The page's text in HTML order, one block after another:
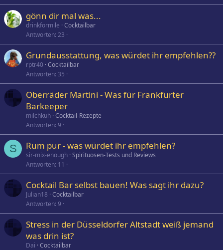
gönn dir mal was...
drinkformile Cocktailbar
Antworten 23
Grundausstattung, was würdet ihr empfehlen??
rptr40 Cocktailbar
Antworten 35
Oberräder Martini - Was für Frankfurter
Barkeeper
milchkuh Cocktail-Rezepte
Antworten 9
S Rum pur - was würdet ihr empfehlen?
sir-mix-enough Spirituosen-Tests und Reviews
Antworten 11
Cocktail Bar selbst bauen! Was sagt ihr dazu?
Julian18 Cocktailbar
Antworten 9
Stress in der Düsseldorfer Altstadt weiß jemand
was drin ist?
Dai Cocktailbar